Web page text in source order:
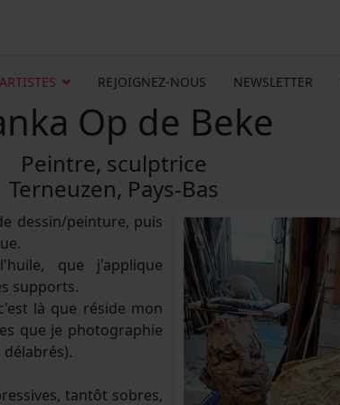
REJOIGNEZ-NOUS NEWSLETTER
Op de Beke
Peintre, sculptrice
Terneuzen, Pays-Bas
dessin/peinture, puis
que j'applique
supports.
là que réside mon
que je photographie
tantôt sobres,